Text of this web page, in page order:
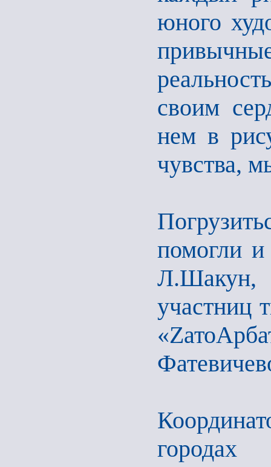
юного
своим
нем в
чувства,
помогли
Л.Шакун,
участниц